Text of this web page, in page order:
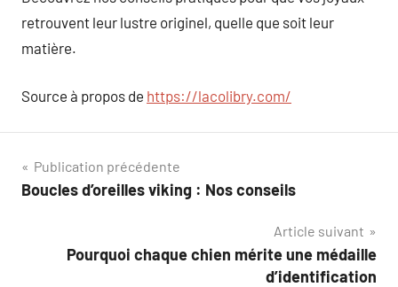
retrouvent leur lustre originel, quelle que soit leur
matière.
Source à propos de https://lacolibry.com/
Navigation
de
Publication précédente
Boucles d’oreilles viking : Nos conseils
Article suivant
Pourquoi chaque chien mérite une médaille
d’identification